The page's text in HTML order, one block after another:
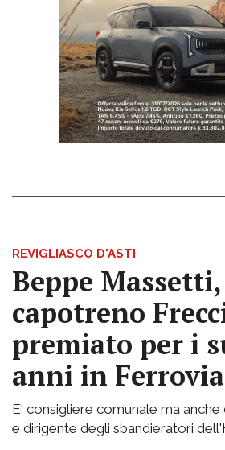
REVIGLIASCO D'ASTI
Beppe Massetti,
capotreno
premiato per i
anni in Ferrovia
E' consigliere comunale ma
e dirigente degli sbandieratori